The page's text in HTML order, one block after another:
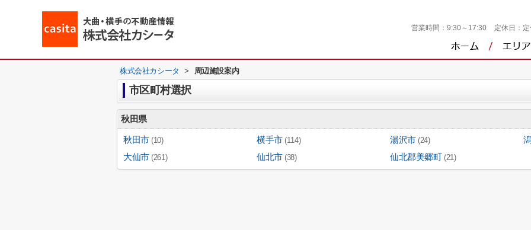
営業時間： 9:30～17:30 定休日：
株式会社カシータ > 周辺施設案内
市区町村選択
秋田県
秋田市 (10) 横手市 (114) 湯沢市 (24)
大仙市 (261) 仙北市 (38) 仙北郡美郷町 (21)